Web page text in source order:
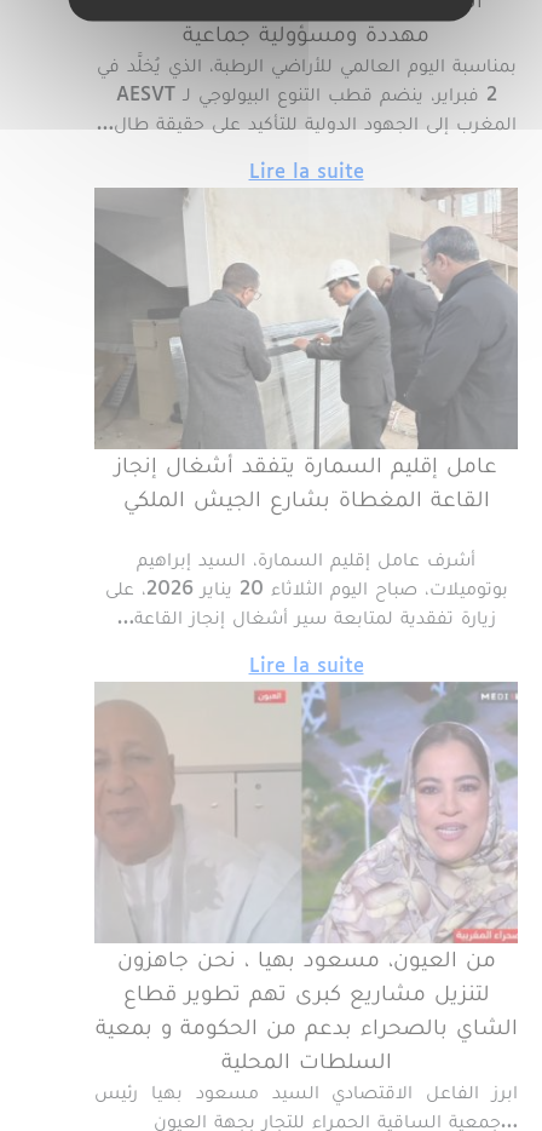
مهددة ومسؤولية جماعية
بمناسبة اليوم العالمي للأراضي الرطبة، الذي يُخلَّد في
2 فبراير، ينضم قطب التنوع البيولوجي لـ AESVT
المغرب إلى الجهود الدولية للتأكيد على حقيقة طال…
Lire la suite
عامل إقليم السمارة يتفقد أشغال إنجاز
القاعة المغطاة بشارع الجيش الملكي
أشرف عامل إقليم السمارة، السيد إبراهيم
بوتوميلات، صباح اليوم الثلاثاء 20 يناير 2026، على
زيارة تفقدية لمتابعة سير أشغال إنجاز القاعة…
Lire la suite
من العيون، مسعود بهيا ، نحن جاهزون
لتنزيل مشاريع كبرى تهم تطوير قطاع
الشاي بالصحراء بدعم من الحكومة و بمعية
السلطات المحلية
ابرز الفاعل الاقتصادي السيد مسعود بهيا رئيس
جمعية الساقية الحمراء للتجار بجهة العيون…